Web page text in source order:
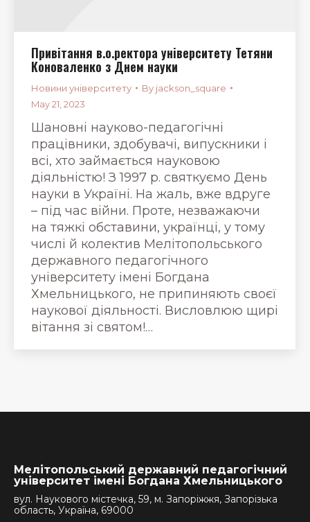
Привітання в.о.ректора університету Тетяни
Коноваленко з Днем науки
Новини університету By jackson_square
May 21, 2023
Шановні науково-педагогічні
працівники, здобувачі, випускники і
всі, хто займається науковою
діяльністю! З 1997 р. святкуємо День
науки в Україні. На жаль, вже вдруге
– під час війни. Проте, незважаючи
на тяжкі обставини, українці, у тому
числі й колектив Мелітопольського
державного педагогічного
університету імені Богдана
Хмельницького, не припиняють своєї
наукової діяльності. Висловлюю щирі
вітання зі святом!…
Мелітопольський державний педагогічний
університет імені Богдана Хмельницького
вул. Наукового містечка, 59, м. Запоріжжя, Запорізька
область, Україна, 69000